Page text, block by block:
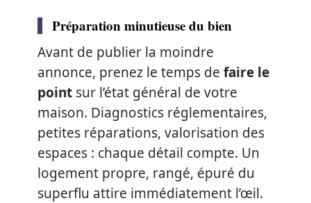
Préparation minutieuse du bien
Avant de publier la moindre
annonce, prenez le temps de faire le
point sur l’état général de votre
maison. Diagnostics réglementaires,
petites réparations, valorisation des
espaces : chaque détail compte. Un
logement propre, rangé, épuré du
superflu attire immédiatement l’œil.